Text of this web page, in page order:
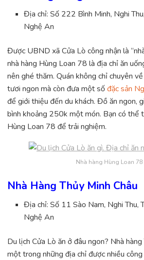
Địa chỉ: Số 222 Bình Minh, Nghi
Nghệ An
Được UBND xã Cửa Lò công nhận là
nhà hàng Hùng Loan 78 là địa chỉ ăn
nên ghé thăm. Quán không chỉ chuyên
tươi ngon mà còn đưa một sốđặc sản
để giới thiệu đến du khách. Đồ ăn ngon,
bình khoảng 250k một món. Bạn có thể
Hùng Loan 78 để trải nghiệm.
Nhà hàng Hùng Loan 78
Nhà Hàng Thủy Minh Châu
Địa chỉ: Số 11 Sào Nam, Nghi Thu,
Nghệ An
Du lịch Cửa Lò ăn ở đâu ngon? Nhà
một trong những địa chỉ được nhiều